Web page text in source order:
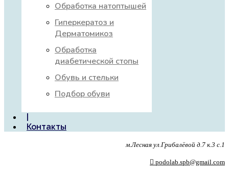
Обработка натоптышей
Гиперкератоз и
Дерматомикоз
Обработка
диабетической стопы
Обувь и стельки
Подбор обуви
Контакты
м.Лесная ул.Грибалёвой д.7 к.3 с.1
podolab.spb@gmail.com